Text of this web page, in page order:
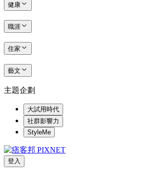
健康
職涯
住家
藝文
主題企劃
大試用時代
社群影響力
StyleMe
登入